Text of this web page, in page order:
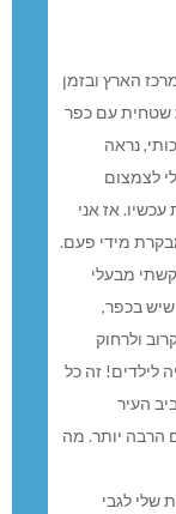
הארץ ובזמן
שטחית עם כפר
נראה
לצמצום
אז אני
מידי פעם.
מבעלי
שיש בכפר,
ולרחוק
לילדים! זה כל
העיר
הרבה יותר. מה
שלי לגבי